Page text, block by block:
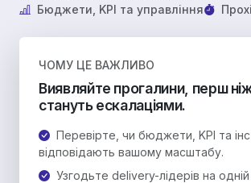
Бюджети, KPI та управління
ЧОМУ ЦЕ ВАЖЛИВО
Виявляйте прогалини, перш
стануть ескалаціями.
Перевірте, чи бюджети, KPI та
відповідають вашому масштабу.
Узгодьте delivery-лідерів на одній